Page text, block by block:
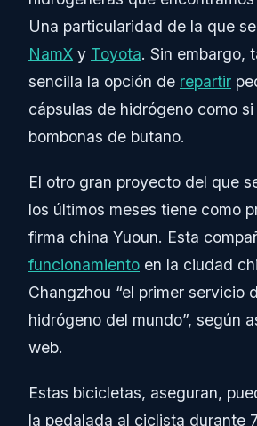
Una particularidad de la que
NamX y Toyota. Sin embargo,
sencilla la opción de repartir
cápsulas de hidrógeno como si
bombonas de butano.
El otro gran proyecto del que
los últimos meses tiene como
firma china Yuoun. Esta
funcionamiento en la ciudad
Changzhou “el primer servicio
hidrógeno del mundo”, según
web.
Estas bicicletas, aseguran,
la pedalada al ciclista durante